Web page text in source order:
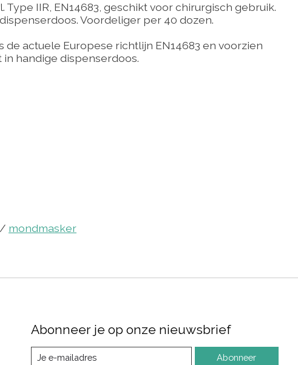
IIR, EN14683, geschikt voor chirurgisch gebruik.
Voordeliger per 40 dozen.
actuele Europese richtlijn EN14683 en voorzien
in handige dispenserdoos.
/ mondmasker
Abonneer je op onze nieuwsbrief
Abonneer